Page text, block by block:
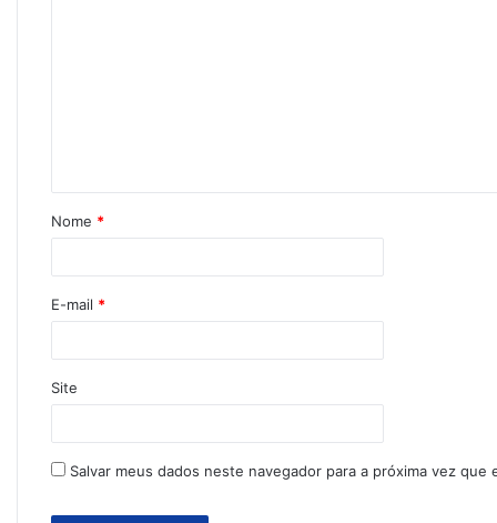
Nome *
E-mail *
Site
Salvar meus dados neste navegador para a próxima vez que